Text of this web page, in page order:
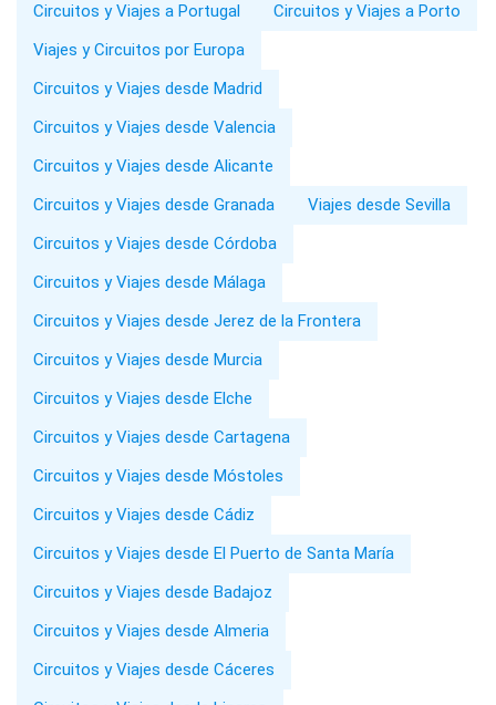
Circuitos y Viajes a Portugal
Circuitos y Viajes a Porto
Viajes y Circuitos por Europa
Circuitos y Viajes desde Madrid
Circuitos y Viajes desde Valencia
Circuitos y Viajes desde Alicante
Circuitos y Viajes desde Granada
Viajes desde Sevilla
Circuitos y Viajes desde Córdoba
Circuitos y Viajes desde Málaga
Circuitos y Viajes desde Jerez de la Frontera
Circuitos y Viajes desde Murcia
Circuitos y Viajes desde Elche
Circuitos y Viajes desde Cartagena
Circuitos y Viajes desde Móstoles
Circuitos y Viajes desde Cádiz
Circuitos y Viajes desde El Puerto de Santa María
Circuitos y Viajes desde Badajoz
Circuitos y Viajes desde Almeria
Circuitos y Viajes desde Cáceres